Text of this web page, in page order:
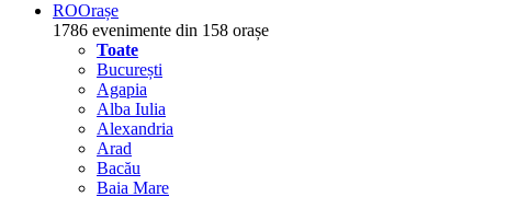
ROOrașe
1786 evenimente din 158 orașe
Toate
București
Agapia
Alba Iulia
Alexandria
Arad
Bacău
Baia Mare